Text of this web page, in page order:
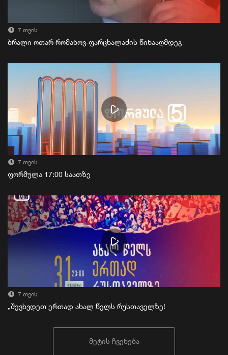
7 თვის
ბრალი ოთარ რომანოვ-ფარცხალაძის წინააღმდეგ
7 თვის
ფორმულა 17:00 საათზე
7 თვის
„შევხვდეთ ერთად ახალ წელს რუსთაველზე!
მეტის ჩვენება